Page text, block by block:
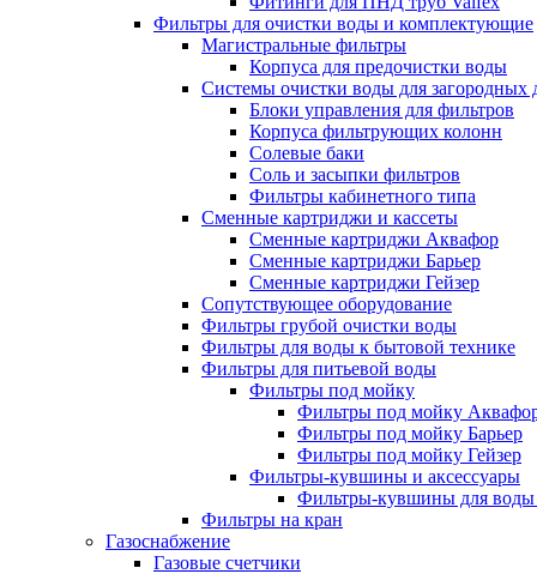
Фильтры для очистки воды и комплектующие
Магистральные фильтры
Корпуса для предочистки воды
Системы очистки воды для загородных
Блоки управления для фильтров
Корпуса фильтрующих колонн
Солевые баки
Соль и засыпки фильтров
Фильтры кабинетного типа
Сменные картриджи и кассеты
Сменные картриджи Аквафор
Сменные картриджи Барьер
Сменные картриджи Гейзер
Сопутствующее оборудование
Фильтры грубой очистки воды
Фильтры для воды к бытовой технике
Фильтры для питьевой воды
Фильтры под мойку
Фильтры под мойку
Фильтры под мойку Барьер
Фильтры под мойку Гейзер
Фильтры-кувшины и аксессуары
Фильтры-кувшины для
Фильтры на кран
Газоснабжение
Газовые счетчики